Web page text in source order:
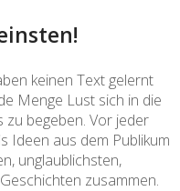
keinen Text gelernt
Menge Lust sich in die
zu begeben. Vor jeder
Ideen aus dem Publikum
unglaublichsten,
zusammen.